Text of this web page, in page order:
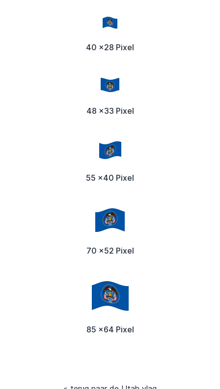
40 x28 Pixel
48 x33 Pixel
55 x40 Pixel
70 x52 Pixel
85 x64 Pixel